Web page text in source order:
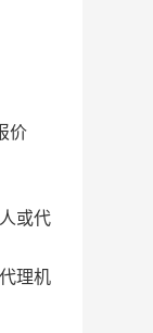
价
或代
理机